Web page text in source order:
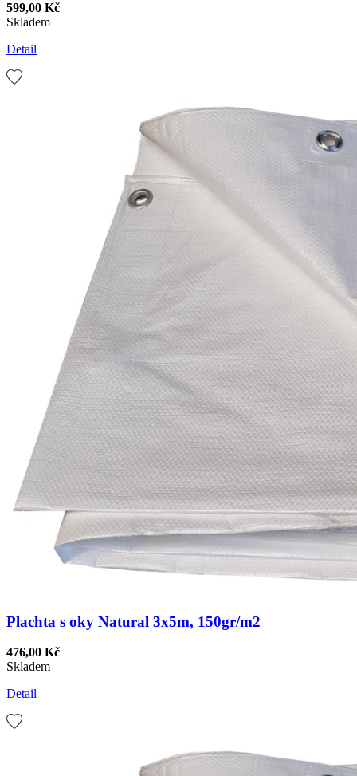
599,00 Kč
Skladem
Detail
Plachta s oky Natural 3x5m, 150gr/m2
476,00 Kč
Skladem
Detail